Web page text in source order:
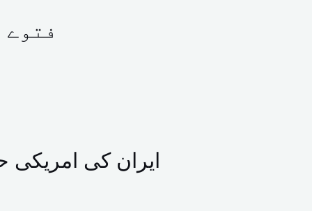
ایران کی امریکی